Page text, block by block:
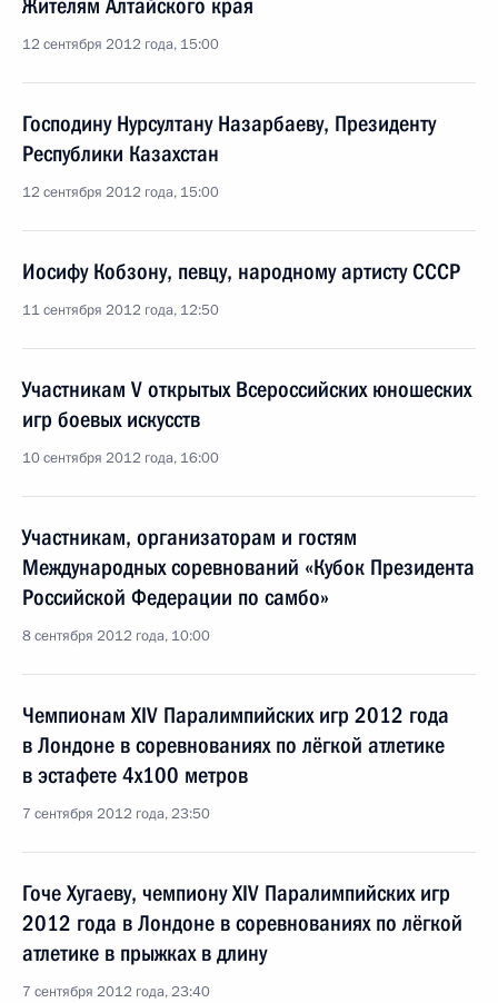
Жителям Алтайского края
12 сентября 2012 года, 15:00
Господину Нурсултану Назарбаеву, Президенту
Республики Казахстан
12 сентября 2012 года, 15:00
Иосифу Кобзону, певцу, народному артисту СССР
11 сентября 2012 года, 12:50
Участникам V открытых Всероссийских юношеских
игр боевых искусств
10 сентября 2012 года, 16:00
Участникам, организаторам и гостям
Международных соревнований «Кубок Президента
Российской Федерации по самбо»
8 сентября 2012 года, 10:00
Чемпионам XIV Паралимпийских игр 2012 года
в Лондоне в соревнованиях по лёгкой атлетике
в эстафете 4x100 метров
7 сентября 2012 года, 23:50
Гоче Хугаеву, чемпиону XIV Паралимпийских игр
2012 года в Лондоне в соревнованиях по лёгкой
атлетике в прыжках в длину
7 сентября 2012 года, 23:40